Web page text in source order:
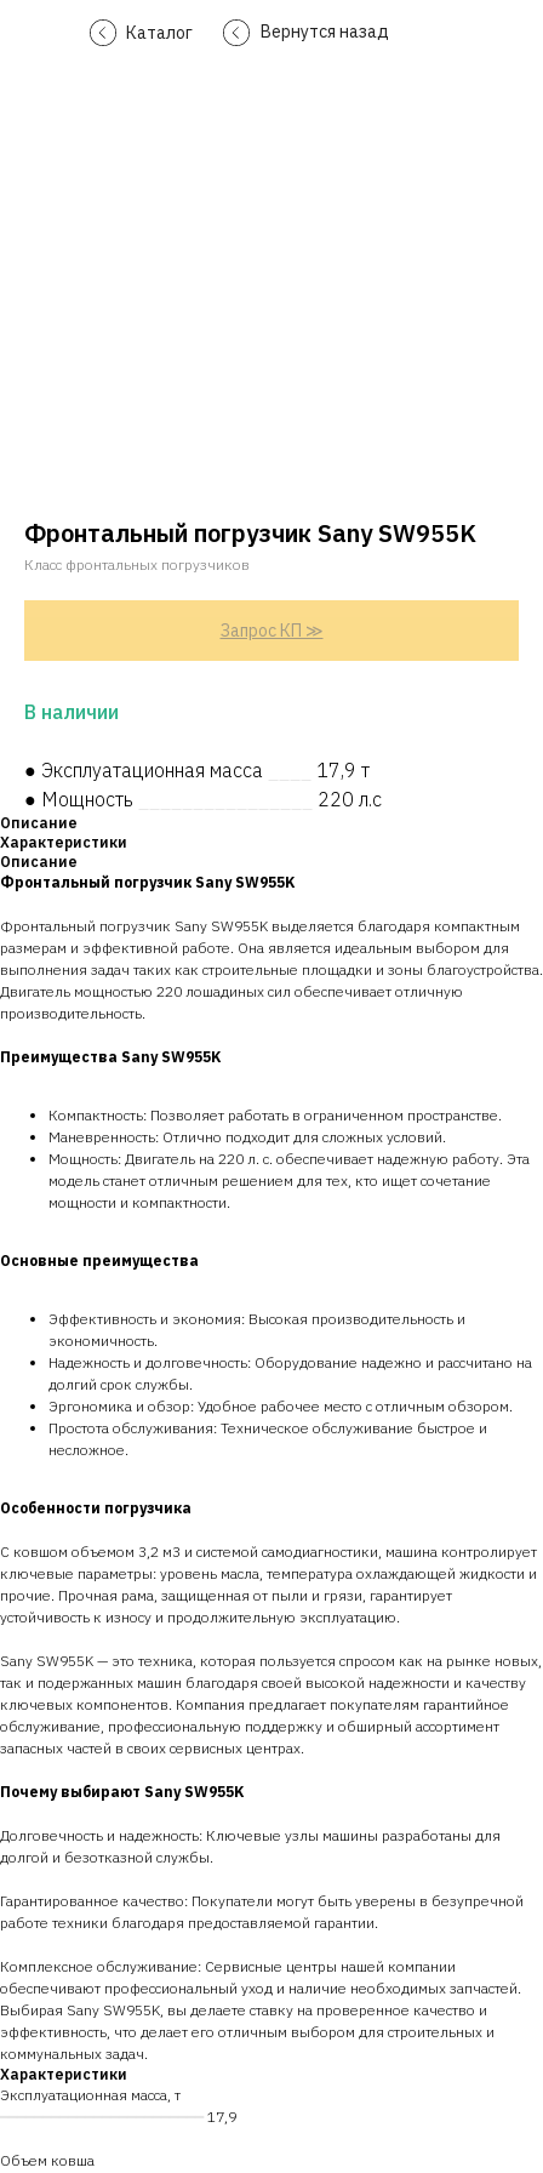
Каталог Вернутся назад
Фронтальный погрузчик Sany SW955K
Класс фронтальных погрузчиков
Запрос КП ≫
В наличии
● Эксплуатационная масса
17,9 т
● Мощность
220 л.с
Описание
Характеристики
Описание
Фронтальный погрузчик Sany SW955K
Фронтальный погрузчик Sany SW955K выделяется благодаря компактным
размерам и эффективной работе. Она является идеальным выбором для
выполнения задач таких как строительные площадки и зоны благоустройства.
Двигатель мощностью 220 лошадиных сил обеспечивает отличную
производительность.
Преимущества Sany SW955K
Компактность: Позволяет работать в ограниченном пространстве.
Маневренность: Отлично подходит для сложных условий.
Мощность: Двигатель на 220 л. с. обеспечивает надежную работу. Эта
модель станет отличным решением для тех, кто ищет сочетание
мощности и компактности.
Основные преимущества
Эффективность и экономия: Высокая производительность и
экономичность.
Надежность и долговечность: Оборудование надежно и рассчитано на
долгий срок службы.
Эргономика и обзор: Удобное рабочее место с отличным обзором.
Простота обслуживания: Техническое обслуживание быстрое и
несложное.
Особенности погрузчика
С ковшом объемом 3,2 м3 и системой самодиагностики, машина контролирует
ключевые параметры: уровень масла, температура охлаждающей жидкости и
прочие. Прочная рама, защищенная от пыли и грязи, гарантирует
устойчивость к износу и продолжительную эксплуатацию.
Sany SW955K — это техника, которая пользуется спросом как на рынке новых,
так и подержанных машин благодаря своей высокой надежности и качеству
ключевых компонентов. Компания предлагает покупателям гарантийное
обслуживание, профессиональную поддержку и обширный ассортимент
запасных частей в своих сервисных центрах.
Почему выбирают Sany SW955K
Долговечность и надежность: Ключевые узлы машины разработаны для
долгой и безотказной службы.
Гарантированное качество: Покупатели могут быть уверены в безупречной
работе техники благодаря предоставляемой гарантии.
Комплексное обслуживание: Сервисные центры нашей компании
обеспечивают профессиональный уход и наличие необходимых запчастей.
Выбирая Sany SW955K, вы делаете ставку на проверенное качество и
эффективность, что делает его отличным выбором для строительных и
коммунальных задач.
Характеристики
Эксплуатационная масса, т
━━━━━━━━━━━━━━━━━━━━━━━━ 17,9
Объем ковша